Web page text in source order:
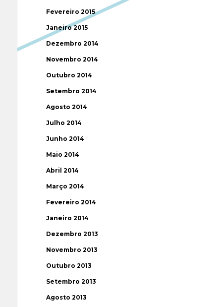
Fevereiro 2015
Janeiro 2015
Dezembro 2014
Novembro 2014
Outubro 2014
Setembro 2014
Agosto 2014
Julho 2014
Junho 2014
Maio 2014
Abril 2014
Março 2014
Fevereiro 2014
Janeiro 2014
Dezembro 2013
Novembro 2013
Outubro 2013
Setembro 2013
Agosto 2013